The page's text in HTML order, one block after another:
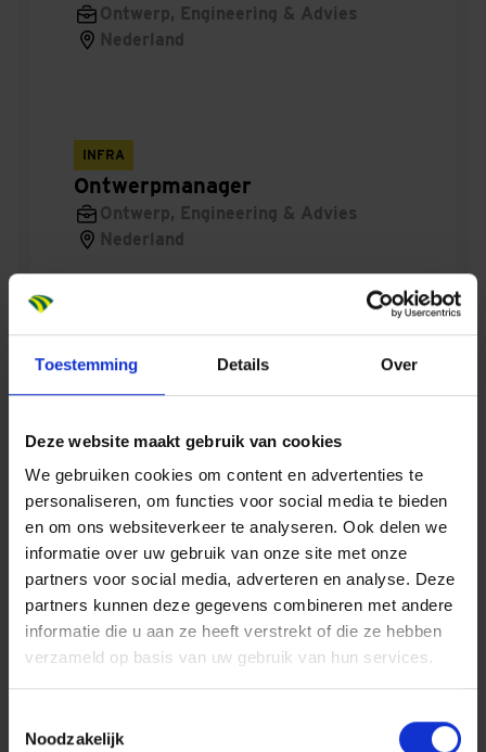
Toestemming Details Over
Deze website maakt gebruik van cookies
We gebruiken cookies om content en advertenties te
personaliseren, om functies voor social media te bieden
en om ons websiteverkeer te analyseren. Ook delen we
informatie over uw gebruik van onze site met onze
partners voor social media, adverteren en analyse. Deze
partners kunnen deze gegevens combineren met andere
informatie die u aan ze heeft verstrekt of die ze hebben
verzameld op basis van uw gebruik van hun services.
Noodzakelijk
Werkvoorbereider openbare verlichting
Manager Bedrijfsbureau
Junior Calculator
Ontwerpleider TI
Kostprijsdeskundige infra
Projectcoördinator civiel
Projectcoördinator infra
Manager BouwPlaatsInrichting BPI
Bouwkundig Engineer
Bouwkundig Locatie Beheerder
Projectleider werktuigbouwkunde
Ontwerp, Engineering & Advies
Nederland
Ontwerpmanager
Ontwerp, Engineering & Advies
Nederland
INFRA
Nederland
INFRA
Ontwerpleider TI
Ontwerp, Engineering & Advies
Nederland
INFRA